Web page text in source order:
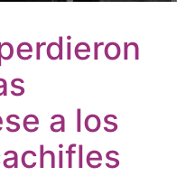
políticos
a los